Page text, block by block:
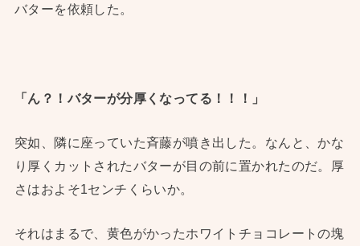
バターを依頼した。
「ん？！バターが分厚くなってる！！！」
突如、隣に座っていた斉藤が噴き出した。なんと、かな
り厚くカットされたバターが目の前に置かれたのだ。厚
さはおよそ1センチくらいか。
それはまるで、黄色がかったホワイトチョコレートの塊